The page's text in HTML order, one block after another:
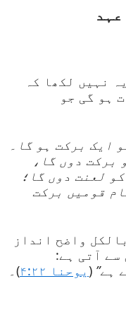
نہیں لکھا کہ
ہو گی جو
ایک برکت ہو گا۔
برکت دوں گا،
لعنت دوں گا؛
قومیں برکت
واضح انداز
سے آتی ہے:
ہے” ( یوحنا ۴:۲۲ )۔